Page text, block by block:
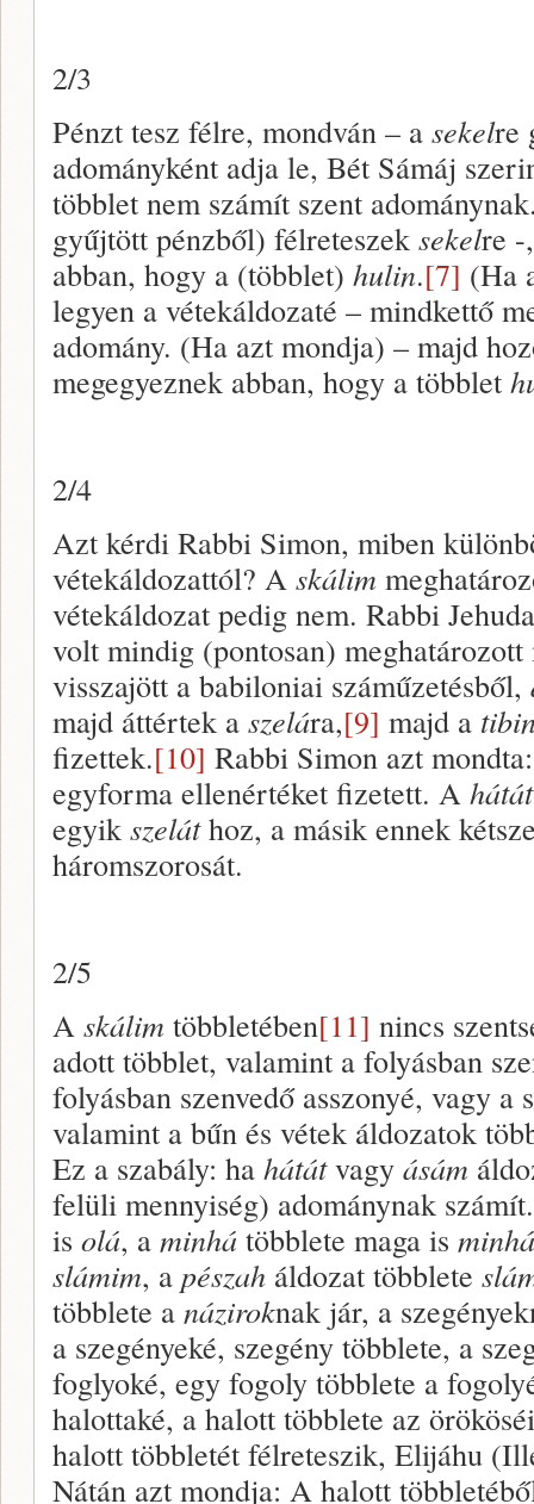
2/3
Pénzt tesz félre, mondván – a sekelre
adományként adja le, Bét Sámáj
többlet nem számít szent
gyűjtött pénzből) félreteszek sekelre -
abban, hogy a (többlet) hulin.[7] (Ha
legyen a vétekáldozaté – mindkettő
adomány. (Ha azt mondja) – majd
megegyeznek abban, hogy a többlet
2/4
Azt kérdi Rabbi Simon, miben
vétekáldozattól? A skálim
vétekáldozat pedig nem. Rabbi
volt mindig (pontosan)
visszajött a babiloniai száműzetésből,
majd áttértek a szelára,[9] majd a
fizettek.[10] Rabbi Simon azt
egyforma ellenértéket fizetett. A
egyik szeláthoz, a másik ennek
háromszorosát.
2/5
A skálim többletében[11] nincs
adott többlet, valamint a folyásban
folyásban szenvedő asszonyé, vagy a
valamint a bűn és vétek áldozatok
Ez a szabály: ha hátátvagy ásám
felüli mennyiség) adománynak
is olá, a minhá többlete maga is
slámim, a pészah áldozat többlete
többlete a náziroknak jár, a
a szegényeké, szegény többlete, a
foglyoké, egy fogoly többlete a
halottaké, a halott többlete az
halott többletét félreteszik, Elijáhu
Nátán azt mondja: A halott